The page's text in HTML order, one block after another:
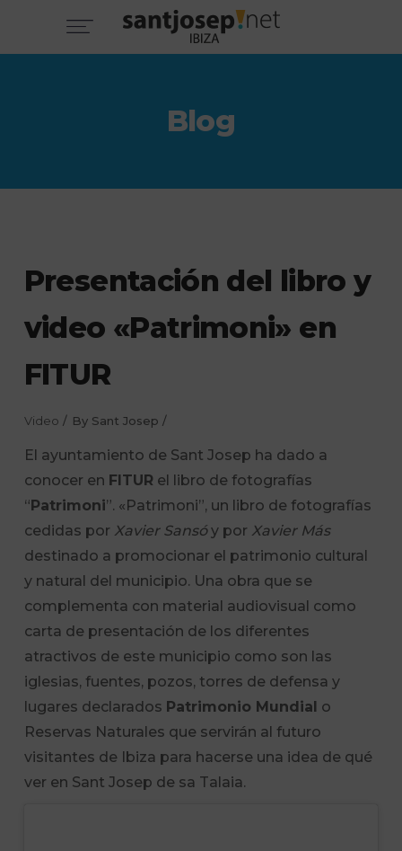
Blog
Presentación del libro y
video «Patrimoni» en
FITUR
Video By Sant Josep
El ayuntamiento de Sant Josep ha dado a
conocer en FITUR el libro de fotografías
“Patrimoni”. «Patrimoni”, un libro de fotografías
cedidas por Xavier Sansóy por Xavier Más
destinado a promocionar el patrimonio cultural
y natural del municipio. Una obra que se
complementa con material audiovisual como
carta de presentación de los diferentes
atractivos de este municipio como son las
iglesias, fuentes, pozos, torres de defensa y
lugares declarados Patrimonio Mundial o
Reservas Naturales que servirán al futuro
visitantes de Ibiza para hacerse una idea de qué
ver en Sant Josep de sa Talaia.